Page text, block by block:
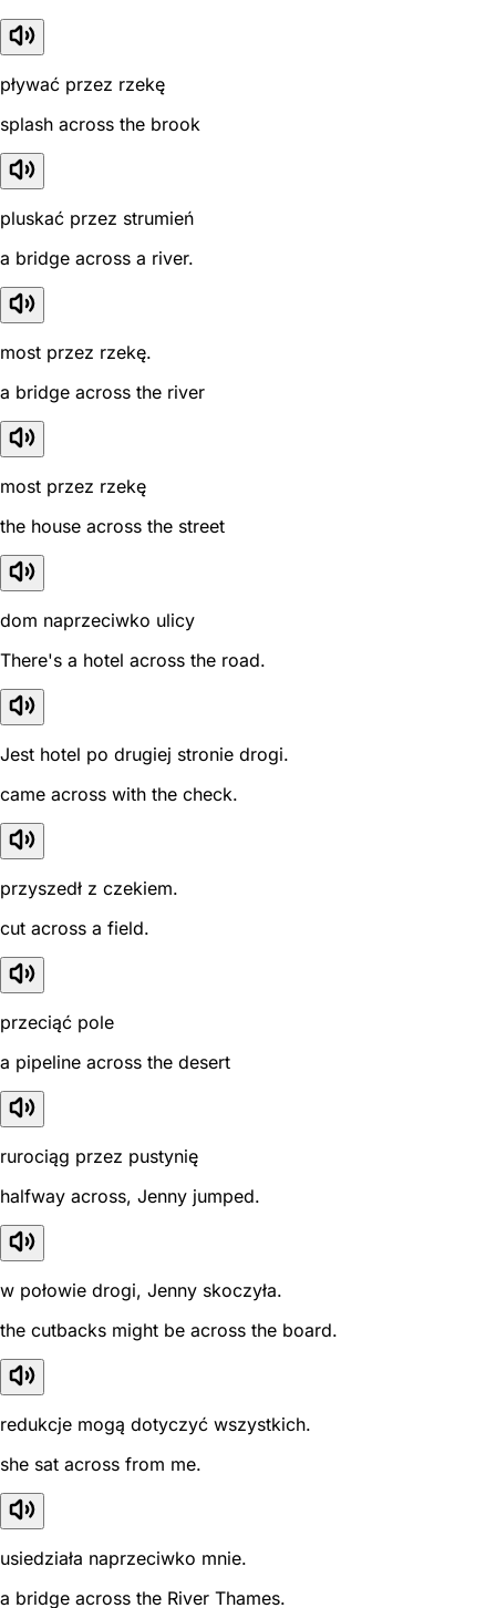
pływać przez rzekę
splash across the brook
pluskać przez strumień
a bridge across a river.
most przez rzekę.
a bridge across the river
most przez rzekę
the house across the street
dom naprzeciwko ulicy
There's a hotel across the road.
Jest hotel po drugiej stronie drogi.
came across with the check.
przyszedł z czekiem.
cut across a field.
przeciąć pole
a pipeline across the desert
rurociąg przez pustynię
halfway across, Jenny jumped.
w połowie drogi, Jenny skoczyła.
the cutbacks might be across the board.
redukcje mogą dotyczyć wszystkich.
she sat across from me.
usiedziała naprzeciwko mnie.
a bridge across the River Thames.